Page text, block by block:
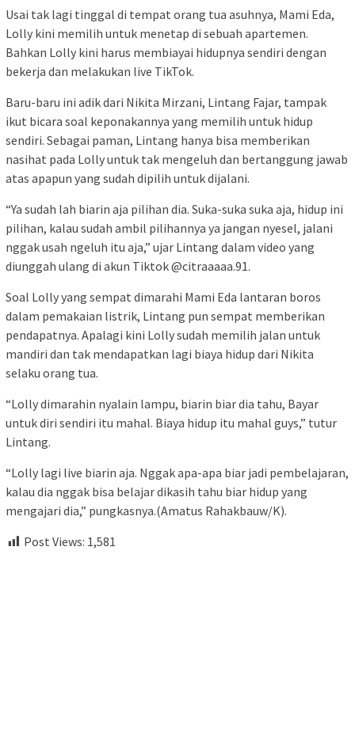
Usai tak lagi tinggal di tempat orang tua asuhnya, Mami Eda,
Lolly kini memilih untuk menetap di sebuah apartemen.
Bahkan Lolly kini harus membiayai hidupnya sendiri dengan
bekerja dan melakukan live TikTok.
Baru-baru ini adik dari Nikita Mirzani, Lintang Fajar, tampak
ikut bicara soal keponakannya yang memilih untuk hidup
sendiri. Sebagai paman, Lintang hanya bisa memberikan
nasihat pada Lolly untuk tak mengeluh dan bertanggung jawab
atas apapun yang sudah dipilih untuk dijalani.
“Ya sudah lah biarin aja pilihan dia. Suka-suka suka aja, hidup ini
pilihan, kalau sudah ambil pilihannya ya jangan nyesel, jalani
nggak usah ngeluh itu aja,” ujar Lintang dalam video yang
diunggah ulang di akun Tiktok @citraaaaa.91.
Soal Lolly yang sempat dimarahi Mami Eda lantaran boros
dalam pemakaian listrik, Lintang pun sempat memberikan
pendapatnya. Apalagi kini Lolly sudah memilih jalan untuk
mandiri dan tak mendapatkan lagi biaya hidup dari Nikita
selaku orang tua.
“Lolly dimarahin nyalain lampu, biarin biar dia tahu, Bayar
untuk diri sendiri itu mahal. Biaya hidup itu mahal guys,” tutur
Lintang.
“Lolly lagi live biarin aja. Nggak apa-apa biar jadi pembelajaran,
kalau dia nggak bisa belajar dikasih tahu biar hidup yang
mengajari dia,” pungkasnya.(Amatus Rahakbauw/K).
Post Views: 1,581